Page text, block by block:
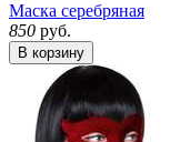
Маска серебряная
850 руб.
В корзину